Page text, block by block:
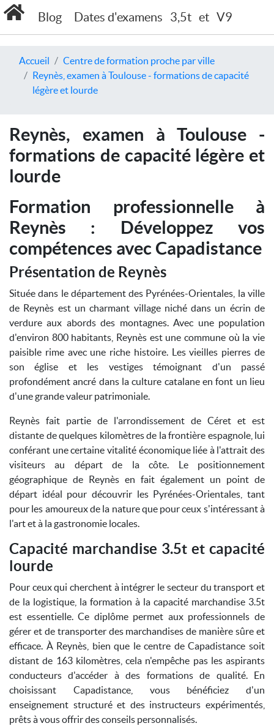
Blog Dates d'examens 3,5t et V9
Accueil
Centre de formation proche par ville
Reynès, examen à Toulouse - formations de capacité
légère et lourde
Reynès, examen à Toulouse -
formations de capacité légère et
lourde
Formation professionnelle à
Reynès : Développez vos
compétences avec Capadistance
Présentation de Reynès
Située dans le département des Pyrénées-Orientales, la ville
de Reynès est un charmant village niché dans un écrin de
verdure aux abords des montagnes. Avec une population
d'environ 800 habitants, Reynès est une commune où la vie
paisible rime avec une riche histoire. Les vieilles pierres de
son église et les vestiges témoignant d'un passé
profondément ancré dans la culture catalane en font un lieu
d'une grande valeur patrimoniale.
Reynès fait partie de l'arrondissement de Céret et est
distante de quelques kilomètres de la frontière espagnole, lui
conférant une certaine vitalité économique liée à l'attrait des
visiteurs au départ de la côte. Le positionnement
géographique de Reynès en fait également un point de
départ idéal pour découvrir les Pyrénées-Orientales, tant
pour les amoureux de la nature que pour ceux s'intéressant à
l'art et à la gastronomie locales.
Capacité marchandise 3.5t et capacité
lourde
Pour ceux qui cherchent à intégrer le secteur du transport et
de la logistique, la formation à la capacité marchandise 3.5t
est essentielle. Ce diplôme permet aux professionnels de
gérer et de transporter des marchandises de manière sûre et
efficace. À Reynès, bien que le centre de Capadistance soit
distant de 163 kilomètres, cela n'empêche pas les aspirants
conducteurs d'accéder à des formations de qualité. En
choisissant Capadistance, vous bénéficiez d'un
enseignement structuré et des instructeurs expérimentés,
prêts à vous offrir des conseils personnalisés.